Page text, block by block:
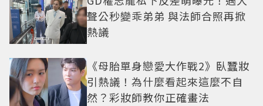
聲公秒變乖弟弟 與法師合照再掀
熱議
《母胎單身戀愛大作戰2》臥蠶妝
引熱議！為什麼看起來這麼不自
然？彩妝師教你正確畫法